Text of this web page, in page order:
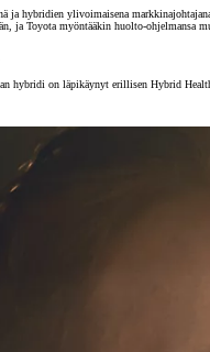
ja hybridien ylivoimaisena
ja Toyota myöntääkin huolto-ohjelmansa
hybridi on läpikäynyt erillisen Hybrid